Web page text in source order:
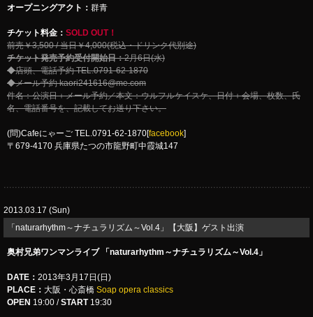
オープニングアクト： 群青
チケット料金： SOLD OUT！
前売￥3,500 / 当日￥4,000(税込・ドリンク代別途)
チケット発売予約受付開始日：2月6日(水)
◆店頭、電話予約 TEL.0791-62-1870
◆メール予約 kaori241616@me.com
件名：公演日＋メール予約／本文：ウルフルケイスケ、日付＋会場、枚数、氏
名、電話番号を、記載してお送り下さい。
(問)Cafeにゃーご TEL.0791-62-1870[facebook]
〒679-4170 兵庫県たつの市龍野町中霞城147
2013.03.17 (Sun)
「naturarhythm～ナチュラリズム～Vol.4」【大阪】ゲスト出演
奥村兄弟ワンマンライブ 「naturarhythm～ナチュラリズム～Vol.4」
DATE： 2013年3月17日(日)
PLACE： 大阪・心斎橋 Soap opera classics
OPEN 19:00 /START19:30